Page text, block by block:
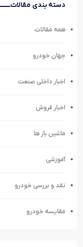
دسته بندی مقالات
همه مقالات
جهان خودرو
اخبار داخلی صنعت
اخبار فروش
ماشین باز ها
آموزشی
نقد و بررسی خودرو
مقایسه خودرو